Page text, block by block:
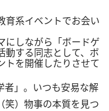
育系イベントでお会い
にしながら「ボードゲ
動する同志として、ボ
トを開催したりさせて
者」。いつも安易な解
笑）物事の本質を見つ